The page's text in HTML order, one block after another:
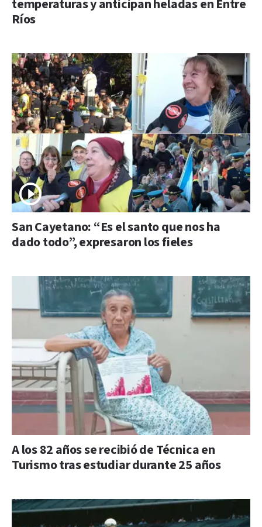
temperaturas y anticipan heladas en Entre
Ríos
San Cayetano: “Es el santo que nos ha
dado todo”, expresaron los fieles
A los 82 años se recibió de Técnica en
Turismo tras estudiar durante 25 años